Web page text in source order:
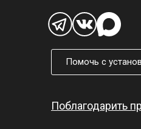
Поблагодарить
Помочь с